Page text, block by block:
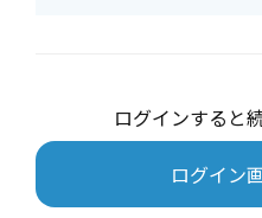
ログインすると
ログイン